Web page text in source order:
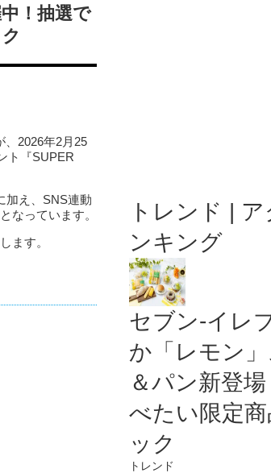
！抽選で
、2026年2月25
ト『SUPER
加え、SNS連動
なっています。
ます。
トレンド |
ンキング
セブン‐イレ
か「レモン
＆パン新登
べたい限定
ック
トレンド